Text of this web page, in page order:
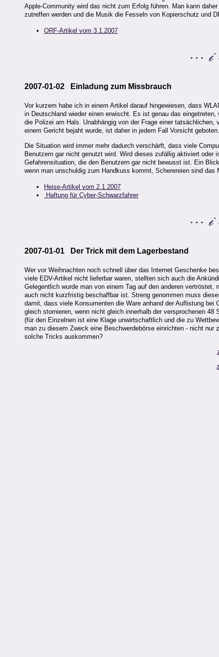
Apple-Community wird das nicht zum Erfolg führen. Man kann
zutreffen werden und die Musik die Fesseln von Kopierschutz und
ORF-Artikel vom 3.1.2007
2007-01-02 Einladung zum Missbrauch
Vor kurzem habe ich in einem Artikel darauf hingewiesen, dass
in Deutschland wieder einen erwischt. Es ist genau das
die Polizei am Hals. Unabhängig von der Frage einer
einem Gericht bejaht wurde, ist daher in jedem Fall Vorsicht geboten.
Die Situation wird immer mehr dadurch verschärft, dass viele
Benutzern gar nicht genutzt wird. Wird dieses zufällig aktiviert
Gefahrensituation, die den Benutzern gar nicht bewusst ist. Ein
wenn man unschuldig zum Handkuss kommt, Scherereien sind
Heise-Artikel vom 2.1.2007
Haftung für Cyber-Schwarzfahrer
2007-01-01 Der Trick mit dem Lagerbestand
Wer vor Weihnachten noch schnell über das Internet Geschenke
viele EDV-Artikel nicht lieferbar waren, stellten sich auch die
Gelegentlich wurde man von einem Tag auf den anderen
auch nicht kurzfristig beschaffbar ist. Streng genommen muss
damit, dass viele Konsumenten die Ware anhand der Auflistung
gleich stornieren, wenn nicht gleich innerhalb der versprochenen
(für den Einzelnen ist eine Klage unwirtschaftlich und die zu
man zu diesem Zweck eine Beschwerdebörse einrichten - nicht
solche Tricks auskommen?